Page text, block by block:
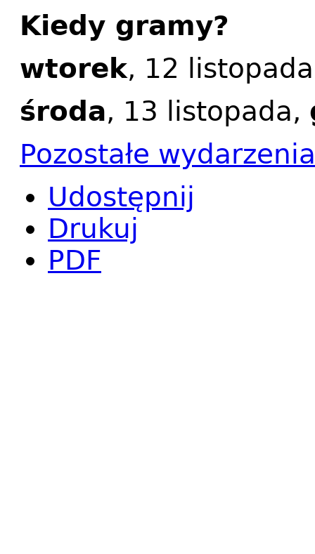
Kiedy gramy?
wtorek, 12
środa, 13 listopada,
Pozostałe wydarzenia
Udostępnij
Drukuj
PDF